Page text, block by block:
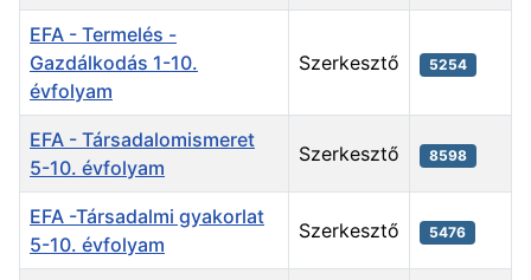
EFA - Termelés -
Gazdálkodás 1-10.
évfolyam
Szerkesztő 5254
EFA - Társadalomismeret
5-10. évfolyam
Szerkesztő 8598
EFA -Társadalmi gyakorlat
5-10. évfolyam
Szerkesztő 5476